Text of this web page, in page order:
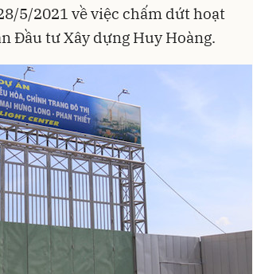
5/2021 về việc chấm dứt hoạt
Đầu tư Xây dựng Huy Hoàng.